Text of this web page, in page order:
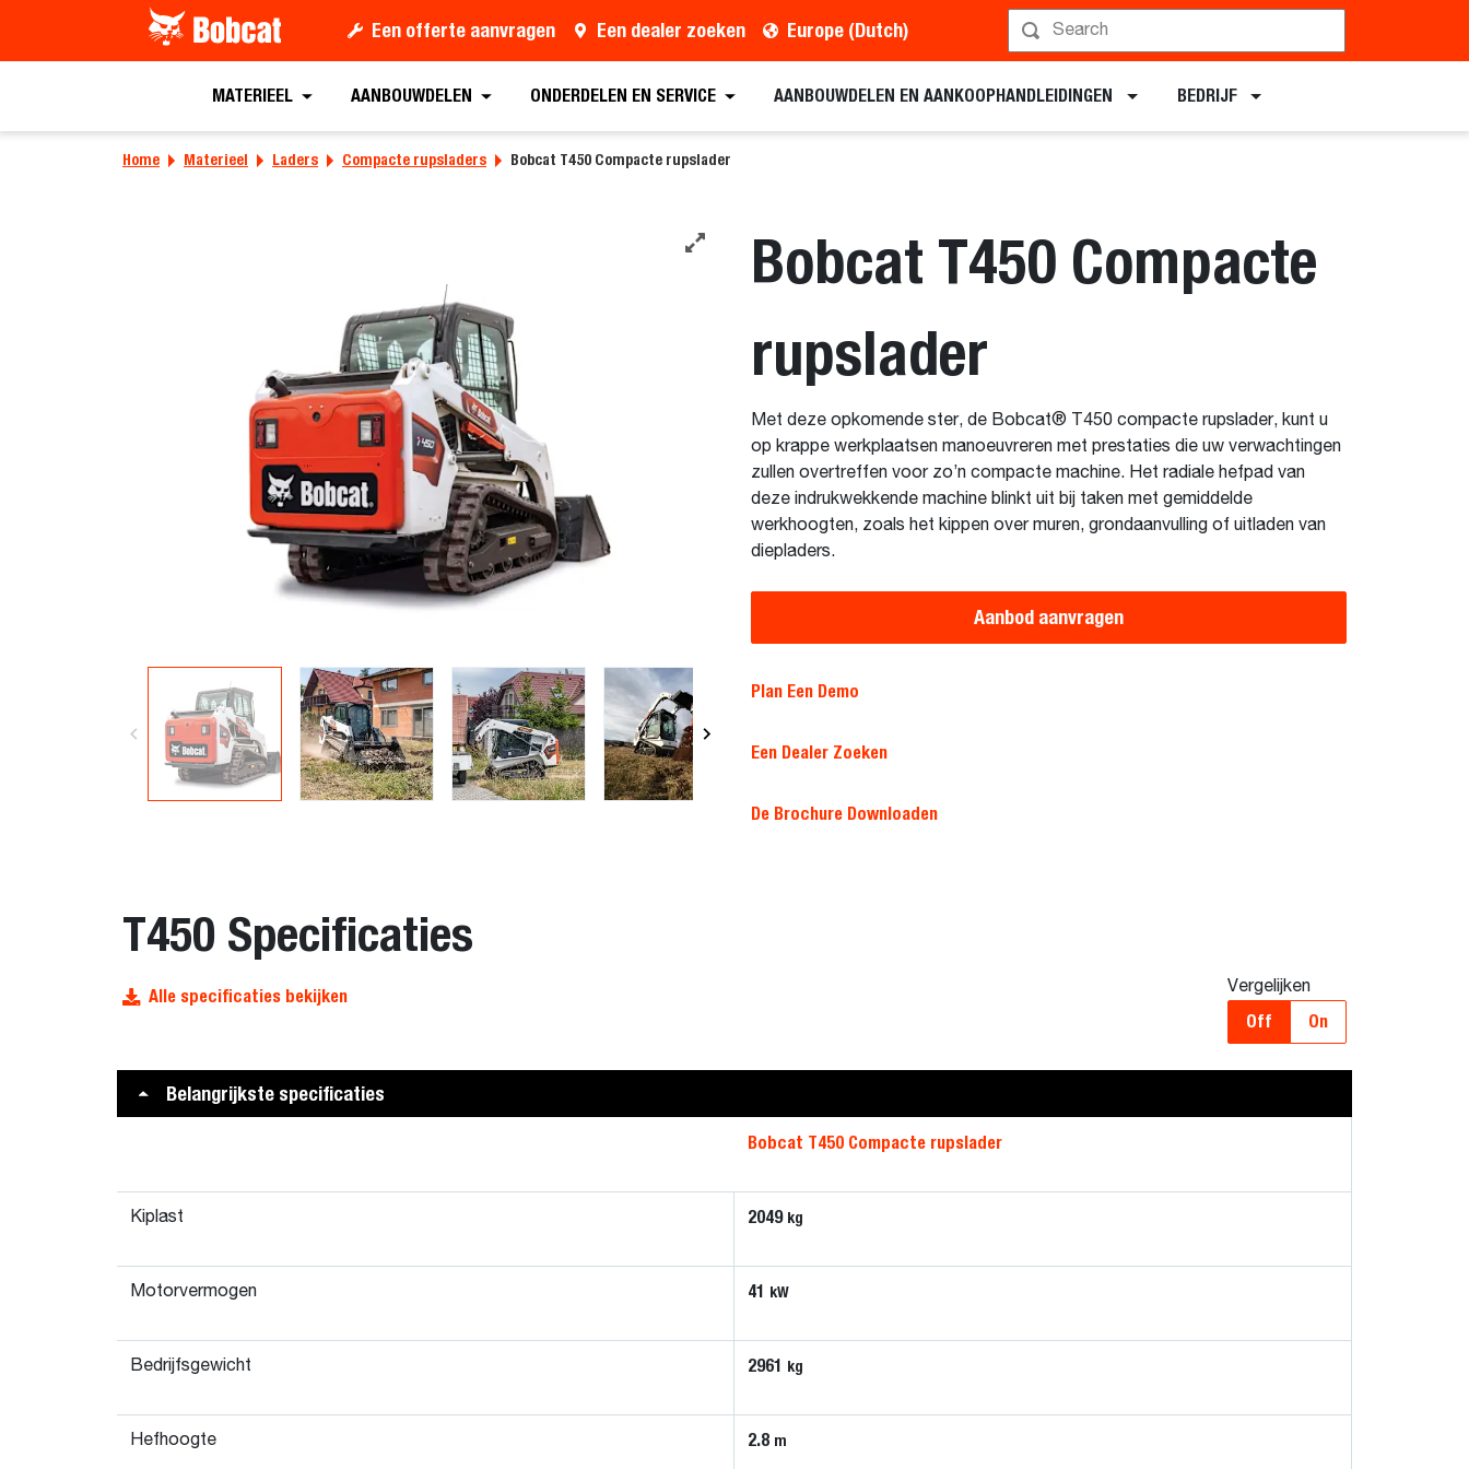
Een offerte aanvragen Een dealer zoeken Europe (Dutch)
MATERIEEL AANBOUWDELEN ONDERDELEN EN SERVICE AANBOUWDELEN EN AANKOOPHANDLEIDINGEN BEDRIJF
Home Materieel Laders Compacte rupsladers Bobcat T450 Compacte rupslader
Bobcat T450 Compacte
rupslader
Met deze opkomende ster, de Bobcat® T450 compacte rupslader, kunt u
op krappe werkplaatsen manoeuvreren met prestaties die uw verwachtingen
zullen overtreffen voor zo’n compacte machine. Het radiale hefpad van
deze indrukwekkende machine blinkt uit bij taken met gemiddelde
werkhoogten, zoals het kippen over muren, grondaanvulling of uitladen van
diepladers.
Aanbod aanvragen
Plan Een Demo
Een Dealer Zoeken
De Brochure Downloaden
T450 Specificaties
Alle specificaties bekijken Vergelijken
Off On
Belangrijkste specificaties
Bobcat T450 Compacte rupslader
Kiplast 2049 kg
Motorvermogen 41 kW
Bedrijfsgewicht 2961 kg
Hefhoogte 2.8 m
Een offerte aanvragen Een dealer zoeken Brochures aanvragen Plan een demo